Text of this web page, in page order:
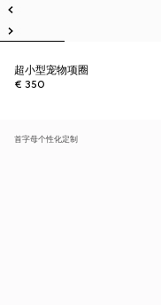
超小型宠物项圈
€ 350
首字母个性化定制